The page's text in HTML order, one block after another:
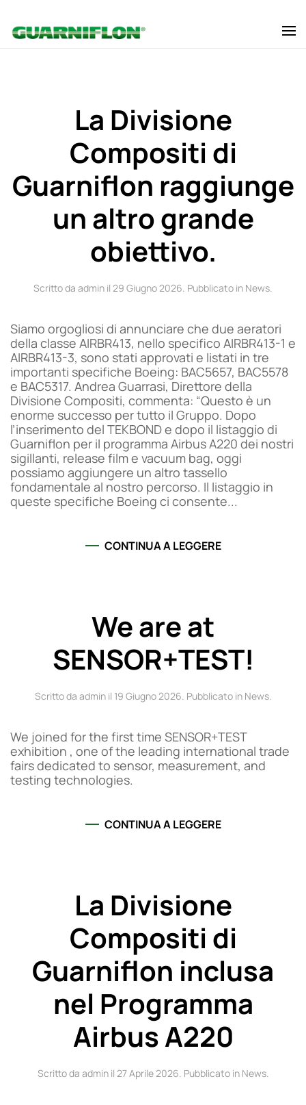
Skip to main content
La Divisione
Compositi di
Guarniflon raggiunge
un altro grande
obiettivo.
Scritto da admin il 29 Giugno 2026. Pubblicato in News.
Siamo orgogliosi di annunciare che due aeratori
della classe AIRBR413, nello specifico AIRBR413-1 e
AIRBR413-3, sono stati approvati e listati in tre
importanti specifiche Boeing: BAC5657, BAC5578
e BAC5317. Andrea Guarrasi, Direttore della
Divisione Compositi, commenta: “Questo è un
enorme successo per tutto il Gruppo. Dopo
l’inserimento del TEKBOND e dopo il listaggio di
Guarniflon per il programma Airbus A220 dei nostri
sigillanti, release film e vacuum bag, oggi
possiamo aggiungere un altro tassello
fondamentale al nostro percorso. Il listaggio in
queste specifiche Boeing ci consente...
CONTINUA A LEGGERE
We are at
SENSOR+TEST!
Scritto da admin il 19 Giugno 2026. Pubblicato in News.
We joined for the first time SENSOR+TEST
exhibition , one of the leading international trade
fairs dedicated to sensor, measurement, and
testing technologies.
CONTINUA A LEGGERE
La Divisione
Compositi di
Guarniflon inclusa
nel Programma
Airbus A220
Scritto da admin il 27 Aprile 2026. Pubblicato in News.